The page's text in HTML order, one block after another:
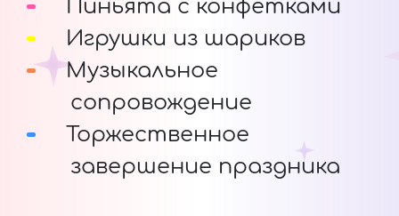
Пиньята с конфетками
Игрушки из шариков
Музыкальное
сопровождение
Торжественное
завершение праздника